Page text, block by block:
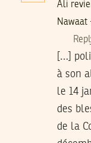
Ali
Nawaat
[…]
à son
le 14
des
de la